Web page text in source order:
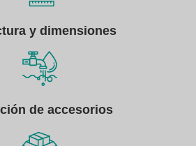
y dimensiones
de accesorios